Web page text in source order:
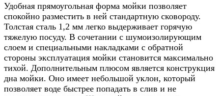
Удобная прямоугольная форма мойки позволяет
спокойно разместить в ней стандартную сковороду.
Толстая сталь 1,2 мм легко выдерживает горячую
тяжелую посуду. В сочетании с шумоизолирующим
слоем и специальными накладками с обратной
стороны эксплуатация мойки становится максимально
тихой. Дополнительным плюсом является конструкция
дна мойки. Оно имеет небольшой уклон, который
позволяет воде быстрее попадать в слив и не